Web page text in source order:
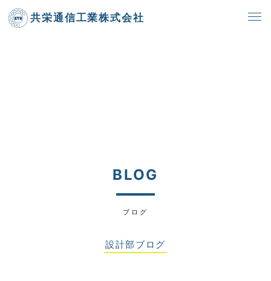
共栄通信工業株式会社
BLOG
ブログ
設計部ブログ